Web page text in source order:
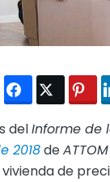
delInforme de
2018deATTOM
de